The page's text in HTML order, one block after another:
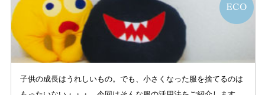
子供の成長はうれしいもの。でも、小さくなった服を捨てるのは